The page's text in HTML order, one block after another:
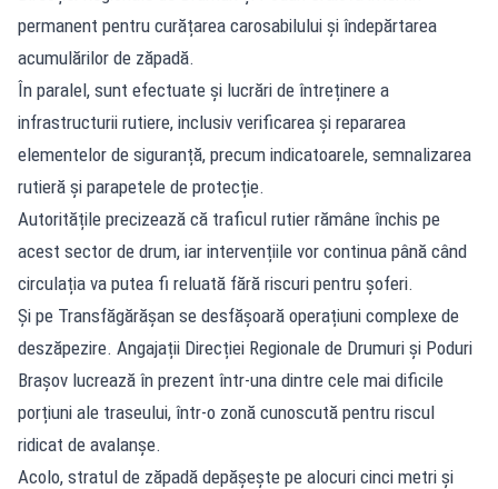
permanent pentru curățarea carosabilului și îndepărtarea
acumulărilor de zăpadă.
În paralel, sunt efectuate și lucrări de întreținere a
infrastructurii rutiere, inclusiv verificarea și repararea
elementelor de siguranță, precum indicatoarele, semnalizarea
rutieră și parapetele de protecție.
Autoritățile precizează că traficul rutier rămâne închis pe
acest sector de drum, iar intervențiile vor continua până când
circulația va putea fi reluată fără riscuri pentru șoferi.
Și pe Transfăgărășan se desfășoară operațiuni complexe de
deszăpezire. Angajații Direcției Regionale de Drumuri și Poduri
Brașov lucrează în prezent într-una dintre cele mai dificile
porțiuni ale traseului, într-o zonă cunoscută pentru riscul
ridicat de avalanșe.
Acolo, stratul de zăpadă depășește pe alocuri cinci metri și